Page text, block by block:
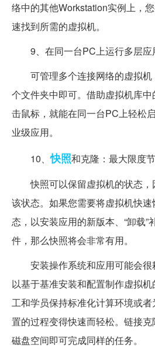
络中的其他Workstation实例上，
速找到所需的虚拟机。
9、在同一台PC上运行多层应
可管理多个连接网络的虚拟机
个文件夹中即可。借助虚拟机库
击鼠标，就能在同一台PC上轻松
业级应用。
10、快照和克隆：最大限度
快照可以保留虚拟机的状态，
该状态。如果您需要将虚拟机快
态，以安装应用的新版本、“卸载”
件，那么快照将会非常有用。
安装操作系统和应用可能会很
以基于基准安装和配置制作虚拟
工和学员保持标准化计算环境或
置的过程变得快速而轻松。链接
磁盘空间即可完成同样的任务。